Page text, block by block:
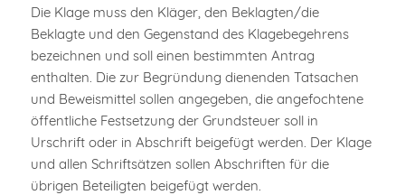
Die Klage muss den Kläger, den Beklagten/die
Beklagte und den Gegenstand des Klagebegehrens
bezeichnen und soll einen bestimmten Antrag
enthalten. Die zur Begründung dienenden Tatsachen
und Beweismittel sollen angegeben, die angefochtene
öffentliche Festsetzung der Grundsteuer soll in
Urschrift oder in Abschrift beigefügt werden. Der Klage
und allen Schriftsätzen sollen Abschriften für die
übrigen Beteiligten beigefügt werden.